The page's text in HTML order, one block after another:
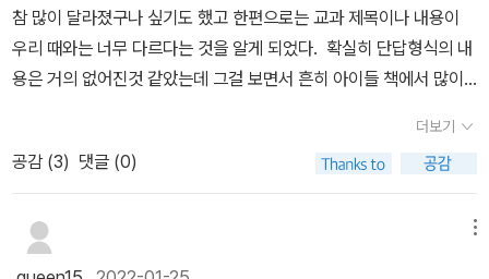
참 많이 달라졌구나 싶기도 했고 한편으로는 교과 제목이나 내용이
우리 때와는 너무 다르다는 것을 알게 되었다. 확실히 단답형식의 내
용은 거의 없어진것 같았는데 그걸 보면서 흔히 아이들 책에서 많이
이기도 했다. 교과서만 보기 보다는 관련 이야기를 아이들의 눈높이
에 맞춘 책으로 함께 읽으면 내용적인 면에서 많이 이해가 되겠구나
싶어 그 중요성을 느꼈기에 책 선택에서도 더욱 신중하게 된다. 그런
가운데 보게 된 『이것저것들의 하루 3』은 초등학교의 한국사, 세계사
더보기
공감 (3) 댓글 (0)